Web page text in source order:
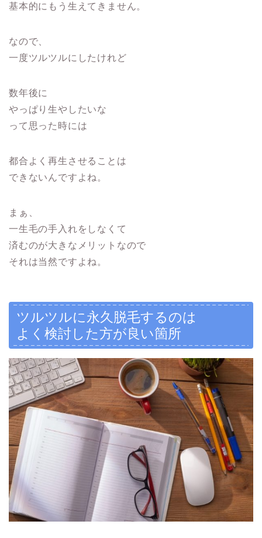
基本的にもう生えてきません。
なので、
一度ツルツルにしたけれど
数年後に
やっぱり生やしたいな
って思った時には
都合よく再生させることは
できないんですよね。
まぁ、
一生毛の手入れをしなくて
済むのが大きなメリットなので
それは当然ですよね。
ツルツルに永久脱毛するのは
よく検討した方が良い箇所